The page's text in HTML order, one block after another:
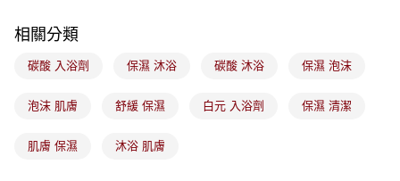
1.本服務由台灣大哥大提供，台灣大哥大用戶可立即使用無須另外申請。
2.付款方式選擇「大哥付你分期」，訂單成立後會自動跳轉到大哥付的交易
流程，驗證手機門號後，選擇欲分期的期數、繳款截止日，確認付款後即完
4.訂單成立30分鐘內，如未前往確認交易或遇審核未通過，訂單將自動取
法說明評估內容。
ATM付款
運送方式
全家取貨付款
付款後全家取貨
相關分類
碳酸 入浴劑 保濕 沐浴 碳酸 沐浴 保濕 泡沫
泡沫 肌膚 舒緩 保濕 白元 入浴劑 保濕 清潔
肌膚 保濕 沐浴 肌膚